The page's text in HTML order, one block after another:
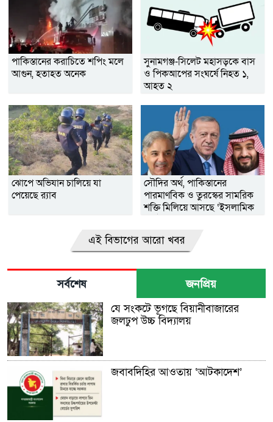
পাকিস্তানের করাচিতে শপিং মলে
আগুন, হতাহত অনেক
সুনামগঞ্জ-সিলেট মহাসড়কে বাস
ও পিকআপের সংঘর্ষে নিহত ১,
আহত ২
ঝোপে অভিযান চালিয়ে যা
পেয়েছে র‌্যাব
সৌদির অর্থ, পাকিস্তানের
পারমাণবিক ও তুরস্কের সামরিক
শক্তি মিলিয়ে আসছে ‘ইসলামিক
এই বিভাগের আরো খবর
সর্বশেষ জনপ্রিয়
যে সংকটে ভূগছে বিয়ানীবাজারের
জলঢুপ উচ্চ বিদ্যালয়
জবাবদিহির আওতায় ‘আটকাদেশ’